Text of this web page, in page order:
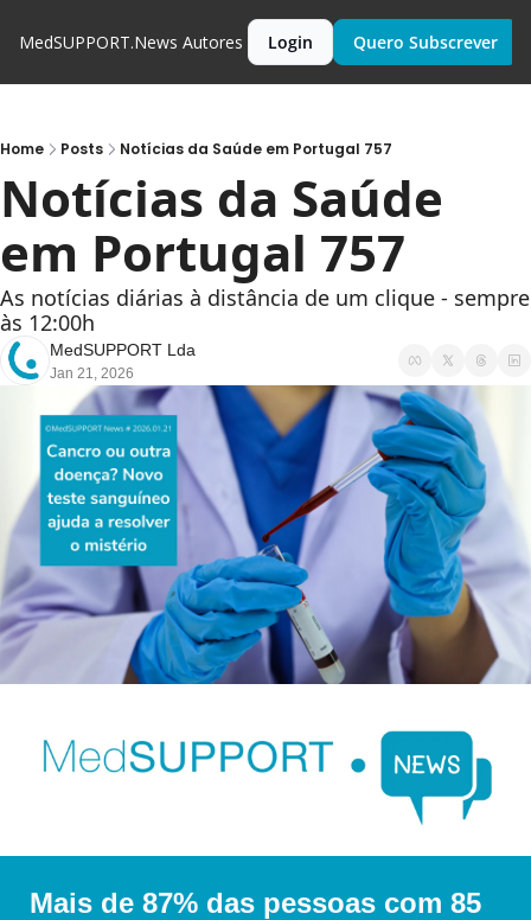
MedSUPPORT.News Autores Login Quero Subscrever
Home Posts Notícias da Saúde em Portugal 757
Notícias da Saúde
em Portugal 757
As notícias diárias à distância de um clique - sempre
às 12:00h
MedSUPPORT Lda
Jan 21, 2026
Mais de 87% das pessoas com 85